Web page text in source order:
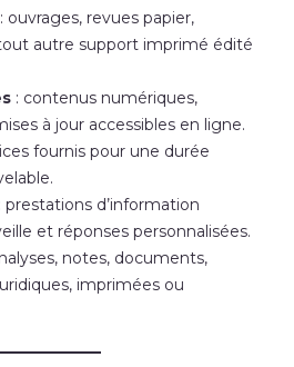
: ouvrages, revues papier,
autre support imprimé édité
: contenus numériques,
à jour accessibles en ligne.
fournis pour une durée
: prestations d’information
et réponses personnalisées.
notes, documents,
imprimées ou